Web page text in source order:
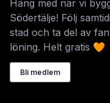
Häng med när vi
Södertälje! Följ
stad och ta del av
löning. Helt gratis 🧡
Bli medlem